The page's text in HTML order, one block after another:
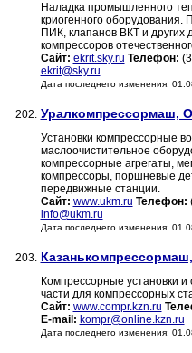
Наладка промышленного
криогенного оборудования.
ПИК, клапанов ВКТ и других
компрессоров
Сайт: ekrit.sky.ru Телефон:
ekrit@sky.ru
Дата последнего изменения:
202. Уралкомпрессормаш,
Установки компрессорные
маслоочистительное
компрессорные агрегаты,
компрессоры, поршневые
передвижные станции.
Сайт: www.ukm.ru Телефон:
info@ukm.ru
Дата последнего изменения:
203.
Компрессорные установки
части для компрессорных
Сайт: www.compr.kzn.ru
E-mail: kompr@online.kzn.ru
Дата последнего изменения: